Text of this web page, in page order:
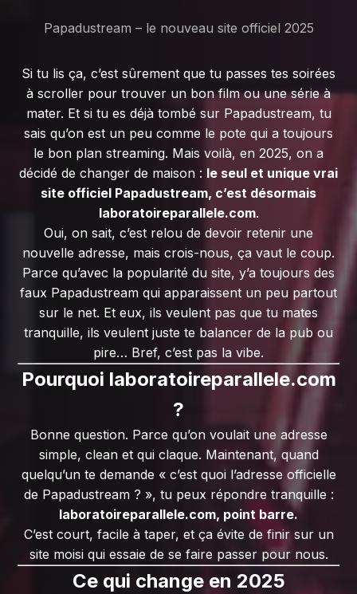
Papadustream – le nouveau site officiel 2025
Si tu lis ça, c’est sûrement que tu passes tes soirées
à scroller pour trouver un bon film ou une série à
mater. Et si tu es déjà tombé sur Papadustream, tu
sais qu’on est un peu comme le pote qui a toujours
le bon plan streaming. Mais voilà, en 2025, on a
décidé de changer de maison : le seul et unique vrai
site officiel Papadustream, c’est désormais
laboratoireparallele.com.
Oui, on sait, c’est relou de devoir retenir une
nouvelle adresse, mais crois-nous, ça vaut le coup.
Parce qu’avec la popularité du site, y’a toujours des
faux Papadustream qui apparaissent un peu partout
sur le net. Et eux, ils veulent pas que tu mates
tranquille, ils veulent juste te balancer de la pub ou
pire… Bref, c’est pas la vibe.
Pourquoi laboratoireparallele.com
?
Bonne question. Parce qu’on voulait une adresse
simple, clean et qui claque. Maintenant, quand
quelqu’un te demande « c’est quoi l’adresse officielle
de Papadustream ? », tu peux répondre tranquille :
laboratoireparallele.com, point barre.
C’est court, facile à taper, et ça évite de finir sur un
site moisi qui essaie de se faire passer pour nous.
Ce qui change en 2025